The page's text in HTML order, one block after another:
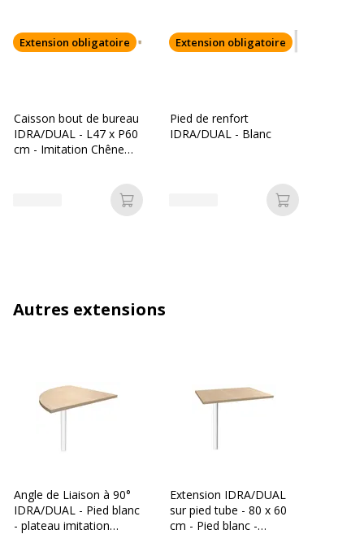
Extension obligatoire
Caisson bout de bureau
IDRA/DUAL - L47 x P60
cm - Imitation Chêne
Ajouter au panier
Extension obligatoire
Pied de renfort
IDRA/DUAL - Blanc
Ajouter au
Autres extensions
Angle de Liaison à 90°
IDRA/DUAL - Pied blanc
- plateau imitation
Extension IDRA/DUAL
sur pied tube - 80 x 60
cm - Pied blanc -